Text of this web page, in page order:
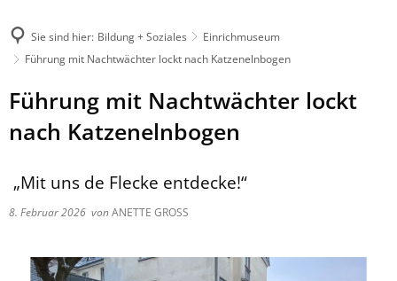
Sie sind hier: Bildung + Soziales
Einrichmuseum
Führung mit Nachtwächter lockt nach Katzenelnbogen
Führung mit Nachtwächter lockt
nach Katzenelnbogen
„Mit uns de Flecke entdecke!“
8. Februar 2026 vonANETTE GROSS